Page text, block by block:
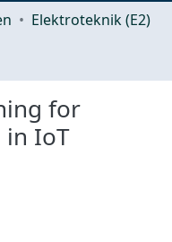
Elektroteknik (E2)
for
IoT